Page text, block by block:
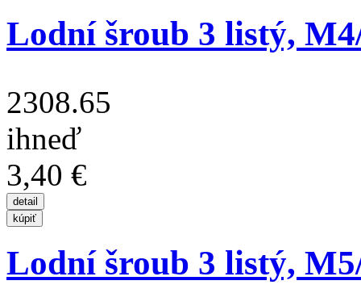
Lodní šroub 3 listý,
2308.65
ihneď
3,40 €
Lodní šroub 3 listý,